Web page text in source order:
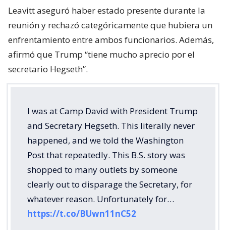
Leavitt aseguró haber estado presente durante la
reunión y rechazó categóricamente que hubiera un
enfrentamiento entre ambos funcionarios. Además,
afirmó que Trump “tiene mucho aprecio por el
secretario Hegseth”.
I was at Camp David with President Trump
and Secretary Hegseth. This literally never
happened, and we told the Washington
Post that repeatedly. This B.S. story was
shopped to many outlets by someone
clearly out to disparage the Secretary, for
whatever reason. Unfortunately for…
https://t.co/BUwn11nC52